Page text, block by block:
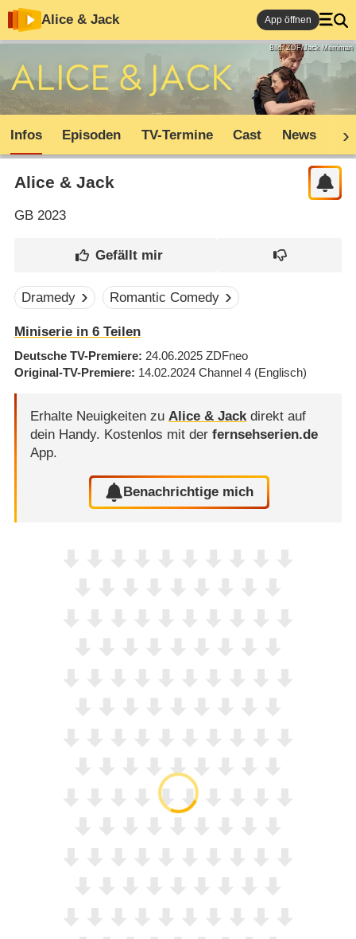
Alice & Jack App öffnen
Bild: ZDF/Jack Merriman
Infos Episoden TV-Termine Cast News
Alice & Jack
GB2023
Dramedy Romantic Comedy
Miniserie in 6 Teilen
Deutsche TV-Premiere 24.06.2025 ZDFneo
Original-TV-Premiere 14.02.2024 Channel 4 (Englisch)
Erhalte Neuigkeiten zu Alice & Jackdirekt auf
dein Handy. Kostenlos mit der fernsehserien.de
App.
Benachrichtige mich